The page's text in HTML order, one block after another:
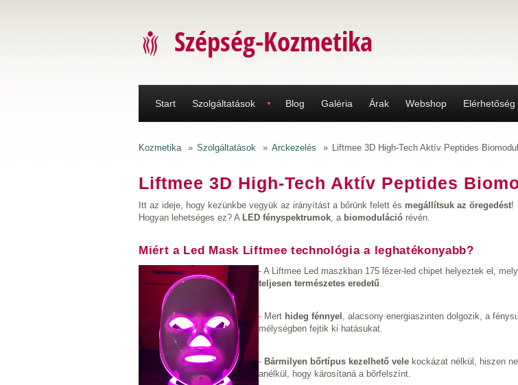
Szépség-Kozmetika
Start Szolgáltatások Blog Galéria Árak Webshop Elérhetőség
Kozmetika » Szolgáltatások » Arckezelés » Liftmee 3D High-Tech Aktív Peptides
Liftmee 3D High-Tech Aktív Peptides
Itt az ideje, hogy kezünkbe vegyük az irányítást a bőrünk felett és megállítsuk az öregedést!
Hogyan lehetséges ez? A LED fényspektrumok, a biomoduláció révén.
Miért a Led Mask Liftmee technológia a leghatékonyabb?
- A Liftmee Led maszkban 175 lézer-led chipet helyeztek el,
teljesen természetes eredetű.
- Mert hideg fénnyel , alacsony energiaszinten dolgozik, a
mélységben fejtik ki hatásukat.
- Bármilyen bőrtípus kezelhető vele kockázat nélkül, hiszen
anélkül, hogy károsítaná a bőrfelszínt.